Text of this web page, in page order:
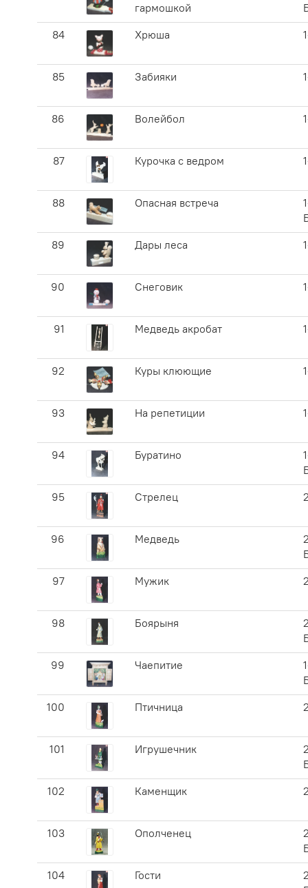
гармошкой
84
Хрюша
85 Забияки
86 Волейбол
87 Курочка с ведром
88 Опасная встреча
89
Дары леса
90 Снеговик
91 Медведь акробат
92 Куры клюющие
93 На репетиции
94 Буратино
95
Стрелец
96 Медведь
97
Мужик
98 Боярыня
99
Чаепитие
100
Птичница
101 Игрушечник
102
Каменщик
103 Ополченец
104
Гости